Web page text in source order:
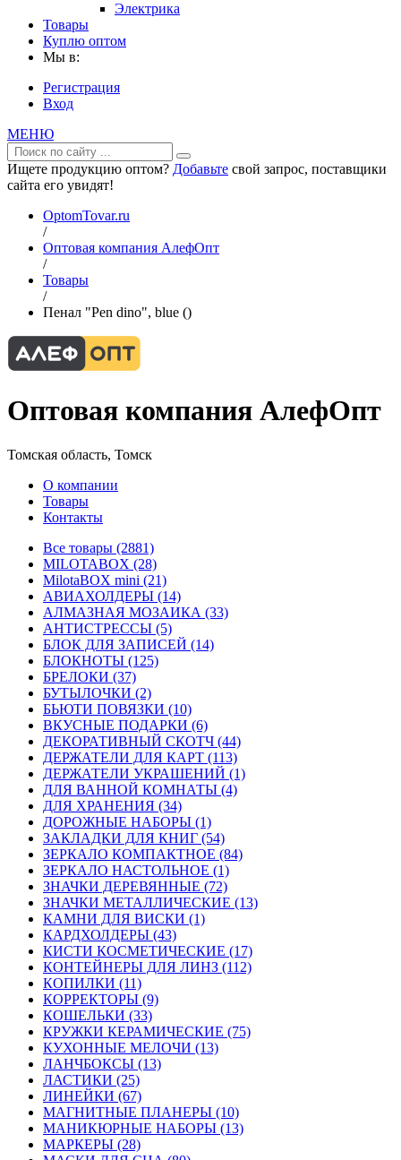
Электрика
Товары
Куплю оптом
Мы в:
Регистрация
Вход
МЕНЮ
Ищете продукцию оптом? Добавьте свой запрос, поставщики
сайта его увидят!
OptomTovar.ru
/
Оптовая компания АлефОпт
/
Товары
/
Пенал "Pen dino", blue ()
Оптовая компания АлефОпт
Томская область, Томск
О компании
Товары
Контакты
Все товары (2881)
MILOTABOX (28)
MilotaBOX mini (21)
АВИАХОЛДЕРЫ (14)
АЛМАЗНАЯ МОЗАИКА (33)
АНТИСТРЕССЫ (5)
БЛОК ДЛЯ ЗАПИСЕЙ (14)
БЛОКНОТЫ (125)
БРЕЛОКИ (37)
БУТЫЛОЧКИ (2)
БЬЮТИ ПОВЯЗКИ (10)
ВКУСНЫЕ ПОДАРКИ (6)
ДЕКОРАТИВНЫЙ СКОТЧ (44)
ДЕРЖАТЕЛИ ДЛЯ КАРТ (113)
ДЕРЖАТЕЛИ УКРАШЕНИЙ (1)
ДЛЯ ВАННОЙ КОМНАТЫ (4)
ДЛЯ ХРАНЕНИЯ (34)
ДОРОЖНЫЕ НАБОРЫ (1)
ЗАКЛАДКИ ДЛЯ КНИГ (54)
ЗЕРКАЛО КОМПАКТНОЕ (84)
ЗЕРКАЛО НАСТОЛЬНОЕ (1)
ЗНАЧКИ ДЕРЕВЯННЫЕ (72)
ЗНАЧКИ МЕТАЛЛИЧЕСКИЕ (13)
КАМНИ ДЛЯ ВИСКИ (1)
КАРДХОЛДЕРЫ (43)
КИСТИ КОСМЕТИЧЕСКИЕ (17)
КОНТЕЙНЕРЫ ДЛЯ ЛИНЗ (112)
КОПИЛКИ (11)
КОРРЕКТОРЫ (9)
КОШЕЛЬКИ (33)
КРУЖКИ КЕРАМИЧЕСКИЕ (75)
КУХОННЫЕ МЕЛОЧИ (13)
ЛАНЧБОКСЫ (13)
ЛАСТИКИ (25)
ЛИНЕЙКИ (67)
МАГНИТНЫЕ ПЛАНЕРЫ (10)
МАНИКЮРНЫЕ НАБОРЫ (13)
МАРКЕРЫ (28)